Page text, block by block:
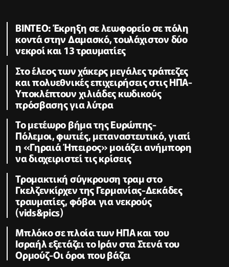
ΒΙΝΤΕΟ: Έκρηξη σε λεωφορείο σε πόλη
κοντά στην Δαμασκό, τουλάχιστον δύο
νεκροί και 13 τραυματίες
Στο έλεος των χάκερς μεγάλες τράπεζες
και πολυεθνικές επιχειρήσεις στις ΗΠΑ-
Υποκλέπτουν χιλιάδες κωδικούς
πρόσβασης για λύτρα
Το μετέωρο βήμα της Ευρώπης-
Πόλεμοι, φωτιές, μεταναστευτικό, γιατί
η «Γηραιά Ήπειρος» μοιάζει ανήμπορη
να διαχειριστεί τις κρίσεις
Τρομακτική σύγκρουση τραμ στο
Γκελζενκίρχεν της Γερμανίας-Δεκάδες
τραυματίες, φόβοι για νεκρούς
(vids&pics)
Μπλόκο σε πλοία των ΗΠΑ και του
Ισραήλ εξετάζει το Ιράν στα Στενά του
Ορμούζ-Οι όροι που βάζει